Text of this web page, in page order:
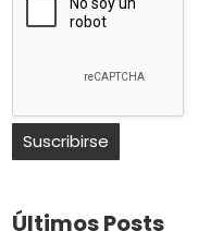
Últimos Posts